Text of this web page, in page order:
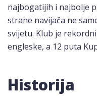
najbogatijih i najbolje
strane navijača ne
svijetu. Klub je
engleske, a 12 puta
Historija